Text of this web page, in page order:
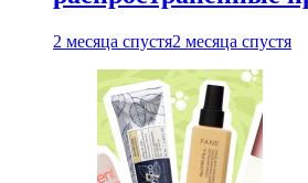
2 месяца спустя2 месяца спустя